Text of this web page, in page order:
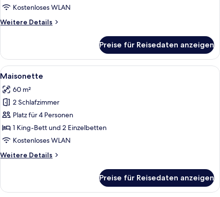
Kostenloses WLAN
Weitere Details
Weitere
Zimmer
Preise für Reisedaten anzeigen
Alle
Fotos
für
Maisonette
anzeigen
Ein Hotelzimmer mit einem großen
11
Maisonette
60 m²
2 Schlafzimmer
Platz für 4 Personen
1 King-Bett und 2 Einzelbetten
Kostenloses WLAN
Weitere Details
Weitere
Preise für Reisedaten anzeigen